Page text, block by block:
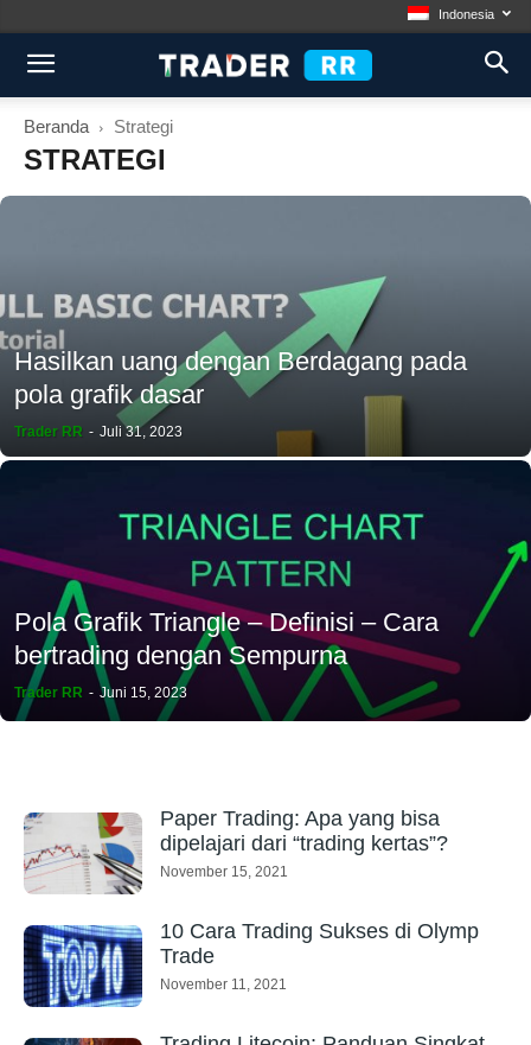
Indonesia
Beranda Strategi
STRATEGI
Hasilkan uang dengan Berdagang pada
pola grafik dasar
Trader RR - Juli 31, 2023
Pola Grafik Triangle – Definisi – Cara
bertrading dengan Sempurna
Trader RR - Juni 15, 2023
Paper Trading: Apa yang bisa
dipelajari dari “trading kertas”?
November 15, 2021
10 Cara Trading Sukses di Olymp
Trade
November 11, 2021